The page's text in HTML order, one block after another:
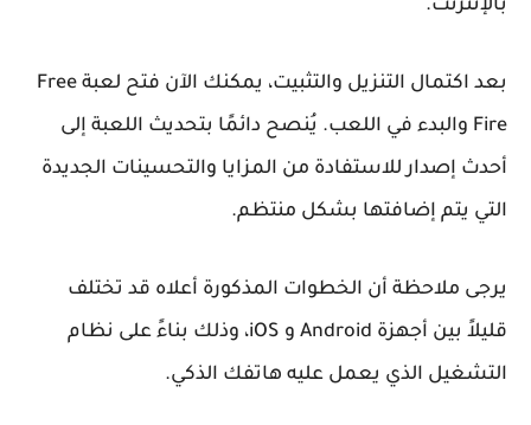
بالإنترنت.
بعد اكتمال التنزيل والتثبيت، يمكنك الآن فتح لعبة Free
Fire والبدء في اللعب. يُنصح دائمًا بتحديث اللعبة إلى
أحدث إصدار للاستفادة من المزايا والتحسينات الجديدة
التي يتم إضافتها بشكل منتظم.
يرجى ملاحظة أن الخطوات المذكورة أعلاه قد تختلف
قليلاً بين أجهزة Android و iOS، وذلك بناءً على نظام
التشغيل الذي يعمل عليه هاتفك الذكي.